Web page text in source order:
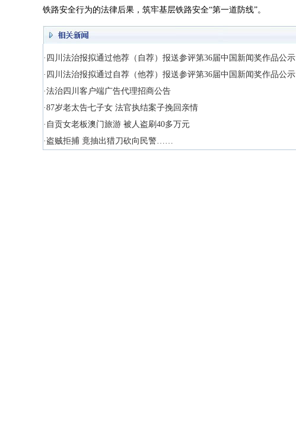
铁路安全行为的法律后果，筑牢基层铁路安全“第一道防线”。
·四川法治报拟通过他荐（自荐）报送参评第36届中国新闻奖作品公示
·四川法治报拟通过自荐（他荐）报送参评第36届中国新闻奖作品公示
·法治四川客户端广告代理招商公告
·87岁老太告七子女 法官执结案子挽回亲情
·自贡女老板澳门旅游 被人盗刷40多万元
·盗贼拒捕 竟抽出猎刀砍向民警……